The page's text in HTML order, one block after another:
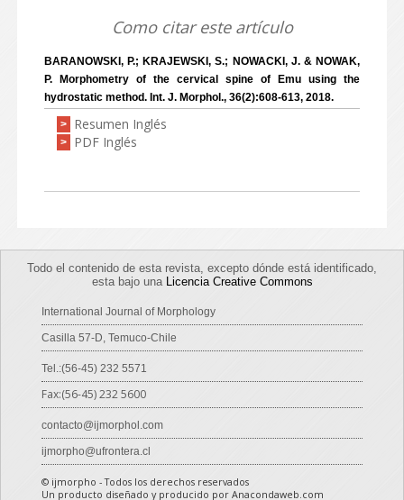
Como citar este artículo
BARANOWSKI, P.; KRAJEWSKI, S.; NOWACKI, J. & NOWAK,
P. Morphometry of the cervical spine of Emu using the
hydrostatic method. Int. J. Morphol., 36(2):608-613, 2018.
> Resumen Inglés
> PDF Inglés
Todo el contenido de esta revista, excepto dónde está identificado,
esta bajo una Licencia Creative Commons
International Journal of Morphology
Casilla 57-D, Temuco-Chile
Tel.:(56-45) 232 5571
Fax:(56-45) 232 5600
contacto@ijmorphol.com
ijmorpho@ufrontera.cl
© ijmorpho - Todos los derechos reservados
Un producto diseñado y producido por Anacondaweb.com